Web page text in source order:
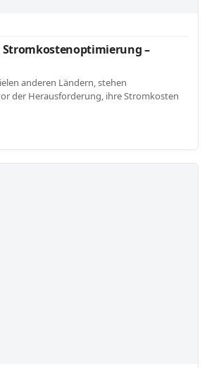
Stromkostenoptimierung –
anderen Ländern, stehen
der Herausforderung, ihre Stromkosten